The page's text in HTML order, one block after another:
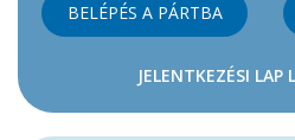
BELÉPÉS A PÁRTBA
JELENTKEZÉSI LAP